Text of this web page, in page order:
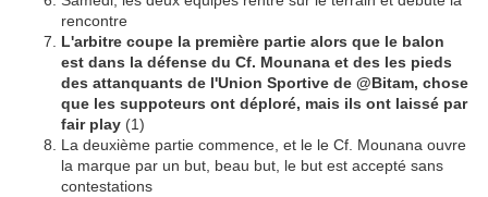
rencontre
L'arbitre coupe la première partie alors que le balon
est dans la défense du Cf. Mounana et des les pieds
des attanquants de l'Union Sportive de @Bitam, chose
que les suppoteurs ont déploré, mais ils ont laissé par
fair play (1)
La deuxième partie commence, et le le Cf. Mounana ouvre
la marque par un but, beau but, le but est accepté sans
contestations